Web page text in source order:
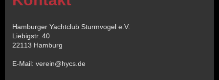
Hamburger Yachtclub Sturmvogel e.V.
Liebigstr. 40
22113 Hamburg
E-Mail: verein@hycs.de